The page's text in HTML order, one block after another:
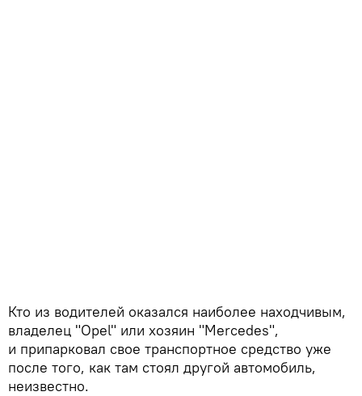
Кто из водителей оказался наиболее находчивым,
владелец "Opel" или хозяин "Mercedes",
и припарковал свое транспортное средство уже
после того, как там стоял другой автомобиль,
неизвестно.